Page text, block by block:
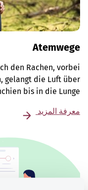
Atemwege
den Rachen, vorbei
gelangt die Luft über
bis in die Lunge.
معرفة المزيد